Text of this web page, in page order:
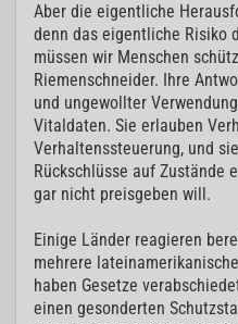
Aber die eigentliche
denn das eigentliche Risiko
müssen wir Menschen
Riemenschneider. Ihre
und ungewollter
Vitaldaten. Sie erlauben
Verhaltenssteuerung, und
Rückschlüsse auf Zustände
gar nicht preisgeben will.
Einige Länder reagieren
mehrere
haben Gesetze
einen gesonderten